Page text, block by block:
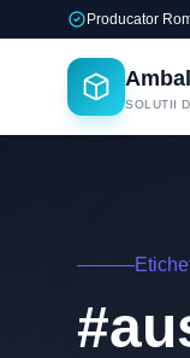
Producator
SOLUTII